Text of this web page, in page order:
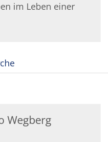
im Leben einer
Wegberg